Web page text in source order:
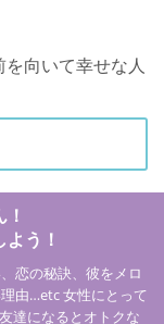
向いて幸せな人
う！
恋の秘訣、彼をメロ
由…etc 女性にとって
達になるとオトクな